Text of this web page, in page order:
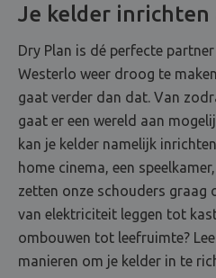
Je kelder
Dry Plan is dé perfecte
Westerlo weer droog te
gaat verder dan dat. Van
gaat er een wereld aan
kan je kelder namelijk
home cinema, een
zetten onze schouders graag
van elektriciteit leggen tot
ombouwen tot leefruimte?
manieren om je kelder in te